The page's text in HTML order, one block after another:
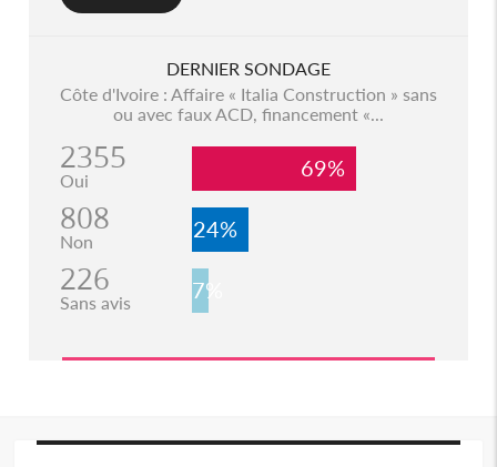
DERNIER SONDAGE
Côte d'Ivoire : Affaire « Italia Construction » sans
ou avec faux ACD, financement «...
2355
Oui 69%
808
Non 24%
226
Sans avis 7%